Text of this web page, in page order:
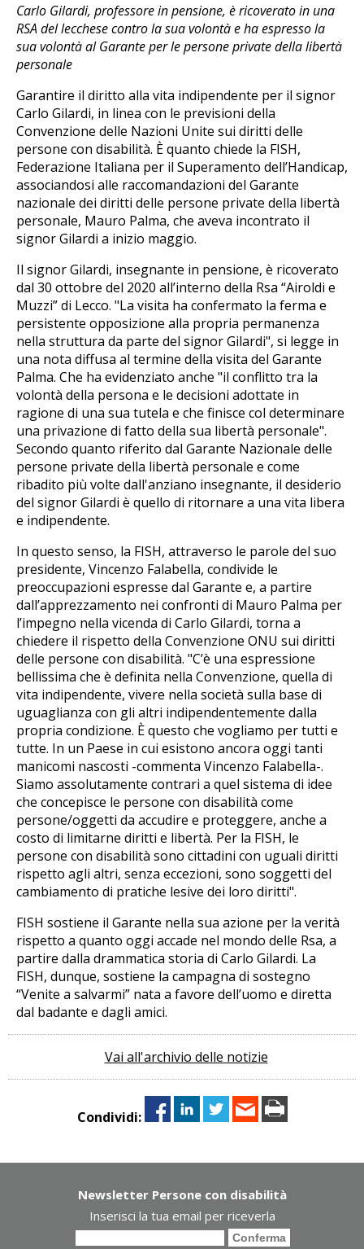
Carlo Gilardi, professore in pensione, è ricoverato in una
RSA del lecchese contro la sua volontà e ha espresso la
sua volontà al Garante per le persone private della libertà
personale
Garantire il diritto alla vita indipendente per il signor
Carlo Gilardi, in linea con le previsioni della
Convenzione delle Nazioni Unite sui diritti delle
persone con disabilità. È quanto chiede la FISH,
Federazione Italiana per il Superamento dell’Handicap,
associandosi alle raccomandazioni del Garante
nazionale dei diritti delle persone private della libertà
personale, Mauro Palma, che aveva incontrato il
signor Gilardi a inizio maggio.
Il signor Gilardi, insegnante in pensione, è ricoverato
dal 30 ottobre del 2020 all’interno della Rsa “Airoldi e
Muzzi” di Lecco. "La visita ha confermato la ferma e
persistente opposizione alla propria permanenza
nella struttura da parte del signor Gilardi", si legge in
una nota diffusa al termine della visita del Garante
Palma. Che ha evidenziato anche "il conflitto tra la
volontà della persona e le decisioni adottate in
ragione di una sua tutela e che finisce col determinare
una privazione di fatto della sua libertà personale".
Secondo quanto riferito dal Garante Nazionale delle
persone private della libertà personale e come
ribadito più volte dall'anziano insegnante, il desiderio
del signor Gilardi è quello di ritornare a una vita libera
e indipendente.
In questo senso, la FISH, attraverso le parole del suo
presidente, Vincenzo Falabella, condivide le
preoccupazioni espresse dal Garante e, a partire
dall’apprezzamento nei confronti di Mauro Palma per
l’impegno nella vicenda di Carlo Gilardi, torna a
chiedere il rispetto della Convenzione ONU sui diritti
delle persone con disabilità. "C’è una espressione
bellissima che è definita nella Convenzione, quella di
vita indipendente, vivere nella società sulla base di
uguaglianza con gli altri indipendentemente dalla
propria condizione. È questo che vogliamo per tutti e
tutte. In un Paese in cui esistono ancora oggi tanti
manicomi nascosti -commenta Vincenzo Falabella-.
Siamo assolutamente contrari a quel sistema di idee
che concepisce le persone con disabilità come
persone/oggetti da accudire e proteggere, anche a
costo di limitarne diritti e libertà. Per la FISH, le
persone con disabilità sono cittadini con uguali diritti
rispetto agli altri, senza eccezioni, sono soggetti del
cambiamento di pratiche lesive dei loro diritti".
FISH sostiene il Garante nella sua azione per la verità
rispetto a quanto oggi accade nel mondo delle Rsa, a
partire dalla drammatica storia di Carlo Gilardi. La
FISH, dunque, sostiene la campagna di sostegno
“Venite a salvarmi” nata a favore dell’uomo e diretta
dal badante e dagli amici.
Vai all'archivio delle notizie
Condividi:
Newsletter Persone con disabilità
Inserisci la tua email per riceverla